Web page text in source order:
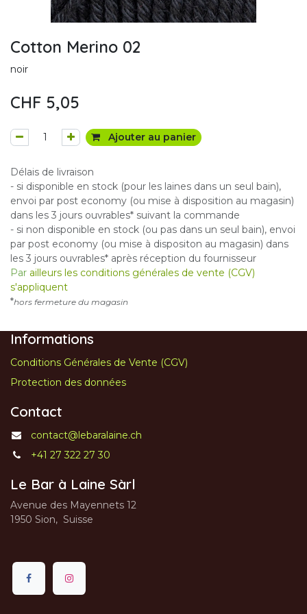
Cotton Merino 02
noir
CHF 5,05
Ajouter au panier
Délais de livraison
- si disponible en stock (pour les laines dans un seul bain),
envoi par post economy (ou mise à disposition au magasin)
dans les 3 jours ouvrables* suivant la commande
- si non disponible en stock (ou pas dans un seul bain), envoi
par post economy (ou mise à dispositon au magasin) dans
les 3 jours ouvrables* après réception du fournisseur
Par ailleurs les conditions générales de vente (CGV)
s'appliquent
*hors fermeture du magasin
Informations
Conditions Générales de Vente (CGV)
Protection des données
Contact
contact@lebaralaine.ch
+41 27 322 27 30
Le Bar à Laine Sàrl
Avenue des Mayennets 12
1950 Sion, Suisse